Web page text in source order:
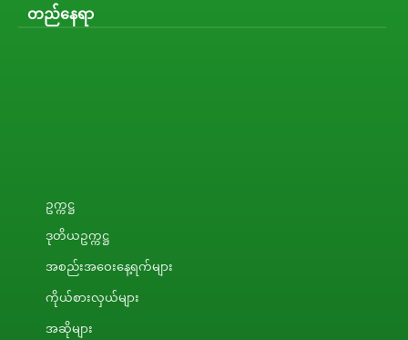
တည်နေရာ
ဥက္ကဋ္ဌ
ဒုတိယဥက္ကဋ္ဌ
အစည်းအဝေးနေ့ရက်များ
ကိုယ်စားလှယ်များ
အဆိုများ